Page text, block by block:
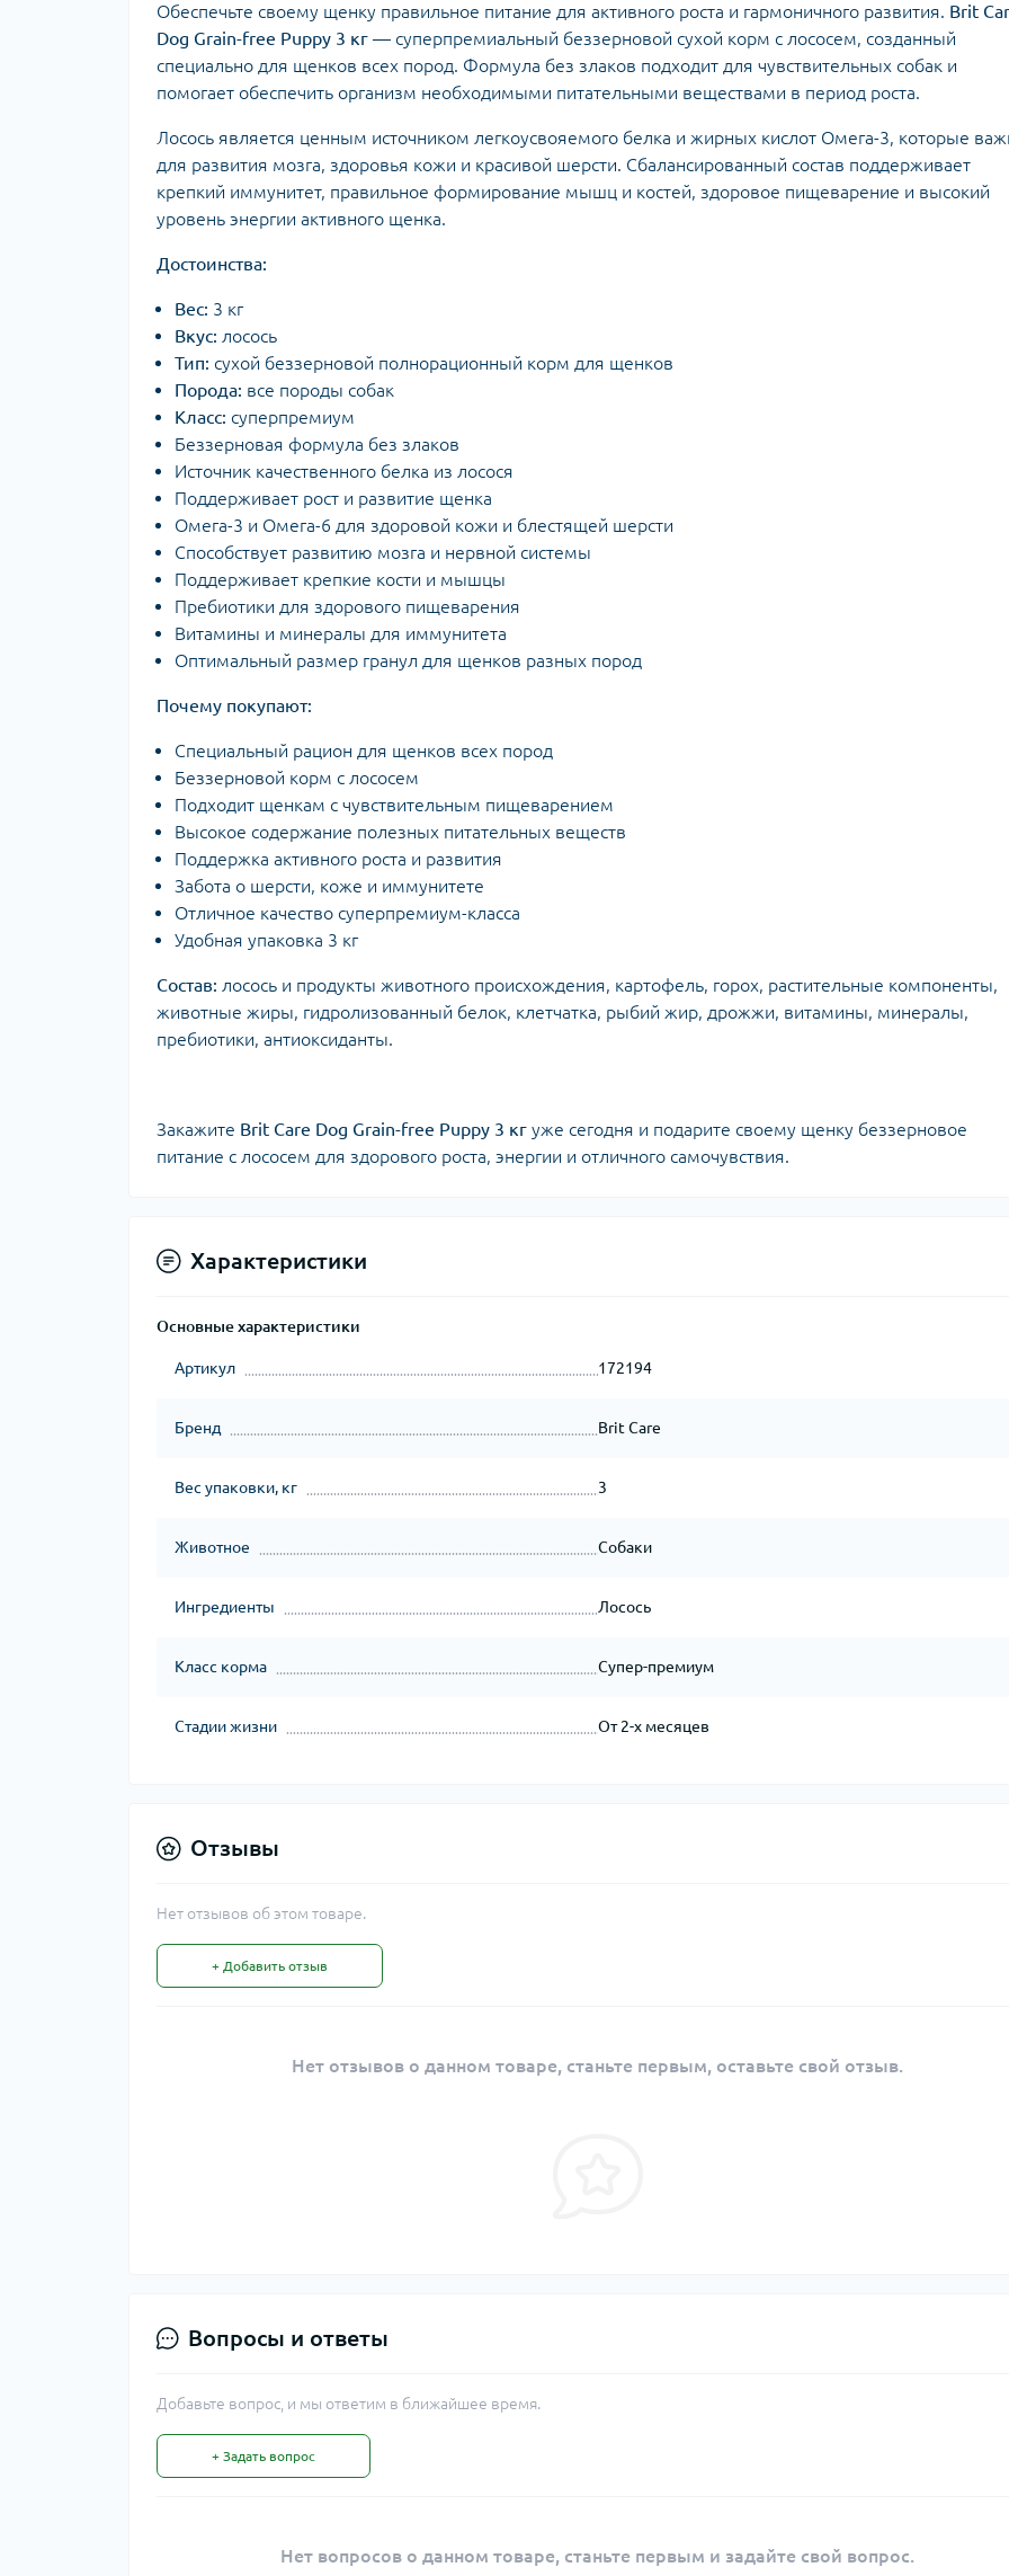
Обеспечьте своему щенку правильное питание для активного роста и гармоничного развития. Brit
Dog Grain-free Puppy 3 кг — суперпремиальный беззерновой сухой корм с лососем, созданный
специально для щенков всех пород. Формула без злаков подходит для чувствительных собак и
помогает обеспечить организм необходимыми питательными веществами в период роста.
Лосось является ценным источником легкоусвояемого белка и жирных кислот Омега-3, которые
для развития мозга, здоровья кожи и красивой шерсти. Сбалансированный состав поддерживает
крепкий иммунитет, правильное формирование мышц и костей, здоровое пищеварение и высокий
уровень энергии активного щенка.
Достоинства:
Вес: 3 кг
Вкус: лосось
Тип: сухой беззерновой полнорационный корм для щенков
Порода: все породы собак
Класс: суперпремиум
Беззерновая формула без злаков
Источник качественного белка из лосося
Поддерживает рост и развитие щенка
Омега-3 и Омега-6 для здоровой кожи и блестящей шерсти
Способствует развитию мозга и нервной системы
Поддерживает крепкие кости и мышцы
Пребиотики для здорового пищеварения
Витамины и минералы для иммунитета
Оптимальный размер гранул для щенков разных пород
Почему покупают:
Специальный рацион для щенков всех пород
Беззерновой корм с лососем
Подходит щенкам с чувствительным пищеварением
Высокое содержание полезных питательных веществ
Поддержка активного роста и развития
Забота о шерсти, коже и иммунитете
Отличное качество суперпремиум-класса
Удобная упаковка 3 кг
Состав: лосось и продукты животного происхождения, картофель, горох, растительные компоненты,
животные жиры, гидролизованный белок, клетчатка, рыбий жир, дрожжи, витамины, минералы,
пребиотики, антиоксиданты.
Закажите Brit Care Dog Grain-free Puppy 3 кг уже сегодня и подарите своему щенку беззерновое
питание с лососем для здорового роста, энергии и отличного самочувствия.
Характеристики
Основные характеристики
Артикул 172194
Бренд Brit Care
Вес упаковки, кг 3
Животное Собаки
Ингредиенты Лосось
Класс корма Супер-премиум
Стадии жизни От 2-х месяцев
Отзывы
Нет отзывов об этом товаре.
+ Добавить отзыв
Нет отзывов о данном товаре, станьте первым, оставьте свой отзыв.
Вопросы и ответы
Добавьте вопрос, и мы ответим в ближайшее время.
+ Задать вопрос
Нет вопросов о данном товаре, станьте первым и задайте свой вопрос.